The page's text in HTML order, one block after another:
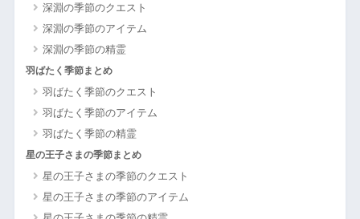
深淵の季節のクエスト
深淵の季節のアイテム
深淵の季節の精霊
羽ばたく季節まとめ
羽ばたく季節のクエスト
羽ばたく季節のアイテム
羽ばたく季節の精霊
星の王子さまの季節まとめ
星の王子さまの季節のクエスト
星の王子さまの季節のアイテム